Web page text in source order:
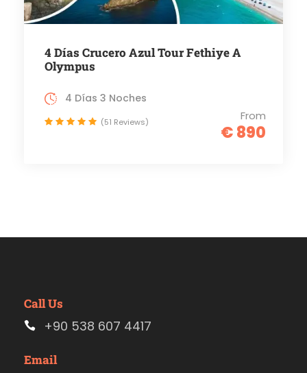
4 Días Crucero Azul Tour Fethiye A
Olympus
From
€ 890
4 Días 3 Noches
(51 Reviews)
Call Us
+90 538 607 4417
Email